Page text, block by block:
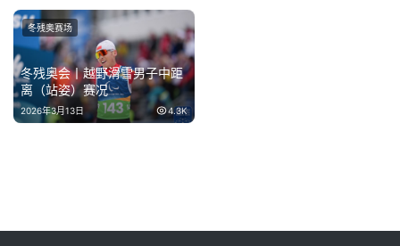
冬残奥会丨越野滑雪男子中距
离（站姿）赛况
2026年3月13日 4.3K
冬残奥赛场